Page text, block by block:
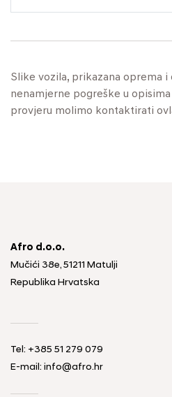
Slike vozila, prikazana oprema
nenamjerne pogreške u
provjeru molimo kontaktirati
Afro d.o.o.
Mučići 38e, 51211 Matulji
Republika Hrvatska
Tel: +385 51 279 079
E-mail: info@afro.hr